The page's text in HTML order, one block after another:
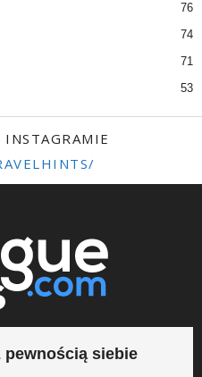
76
74
71
53
INSTAGRAMIE
pewnością siebie